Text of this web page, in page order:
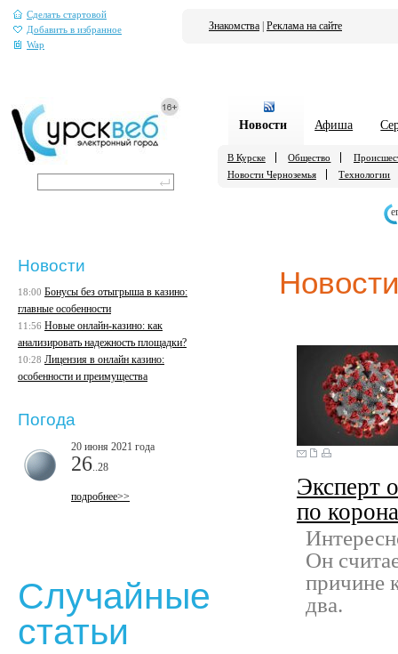
Сделать стартовой
Добавить в избранное
Wap
Знакомства Реклама на сайте
Новости Афиша
В Курске Общество
Новости Черноземья
Технологии
Эксперт
по
Он
причине
два.
Новости
18:00 Бонусы без отыгрыша в казино:
главные особенности
11:56 Новые онлайн-казино: как
анализировать надежность площадки?
10:28 Лицензия в онлайн казино:
особенности и преимущества
Погода
20 июня 2021 года
26 ..28
подробнее>>
Случайные
статьи